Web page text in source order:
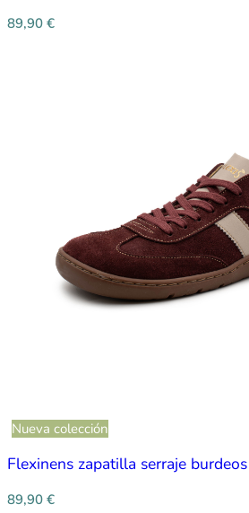
89,90 €
Nueva colección
Flexinens zapatilla serraje burdeos
89,90 €